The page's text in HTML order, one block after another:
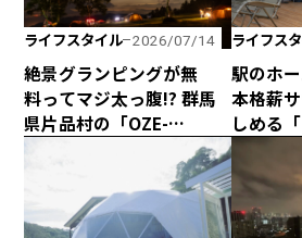
ライフスタイル 2026/07/14
絶景グランピングが無
料ってマジ太っ腹!? 群馬
県片品村の「OZE-
HOSHISORA GLAMPING
＆CAMP RESORT」が宿泊
料金無料キャンペーンを
実施！
ライフス
駅のホ
本格薪
しめる
コテー」
ジに完